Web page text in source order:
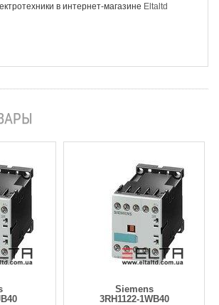
в интернет-магазине Eltaltd
Siemens
3RH1122-1WB40